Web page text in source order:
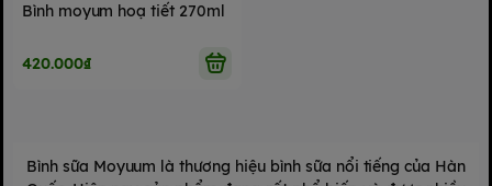
Bình moyum hoạ tiết 270ml
420.000₫
Bình sữa Moyuum là thương hiệu bình sữa nổi tiếng của Hàn